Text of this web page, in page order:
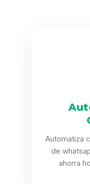
Automatiza
de
ahorra